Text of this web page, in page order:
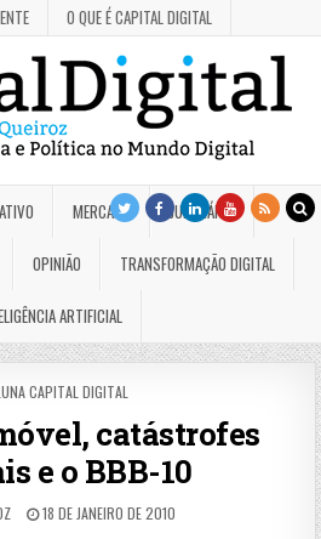
O QUE É CAPITAL DIGITAL
MERCADO JUDICIÁRIO
OPINIÃO TRANSFORMAÇÃO DIGITAL
ARTIFICIAL
CAPITAL DIGITAL
catástrofes
e o BBB-10
18 DE JANEIRO DE 2010